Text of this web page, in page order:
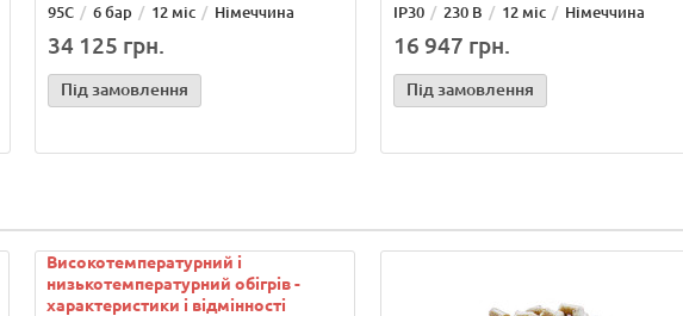
95С 6 бар 12 міс Німеччина
34 125 грн.
Під замовлення
IP30 230 В 12 міс Німеччина
16 947 грн.
Під замовлення
Високотемпературний і
низькотемпературний обігрів -
характеристики і відмінності